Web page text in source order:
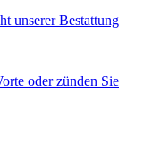
unserer Bestattung
oder zünden Sie